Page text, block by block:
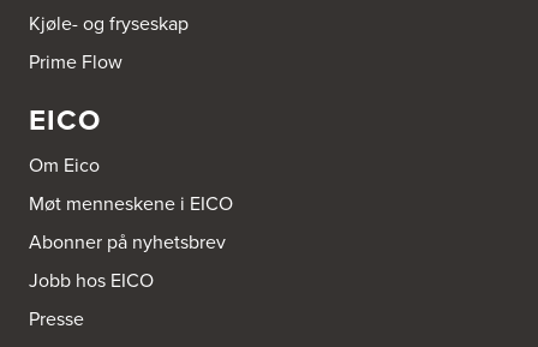
Bergabygdvegen 35
2940 Heggenes
61-340006
Brødrene Aase AS
4313 Sandnes
Bygg Innredning A/S
Thiisabakken 13
4010 Stavanger
Kjøle- og fryseskap
Prime Flow
EICO
Om Eico
Møt menneskene i EICO
Abonner på nyhetsbrev
Jobb hos EICO
Presse